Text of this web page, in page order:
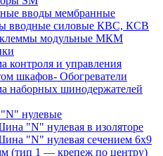
вводы мембранные
вводные силовые КВС, КСВ
модульные МКМ
контроля и управления
шкафов- Обогреватели
наборных шинодержателей
нулевые
"N" нулевая в изоляторе
"N" нулевая сечением 6х9
(тип 1 — крепеж по центру)